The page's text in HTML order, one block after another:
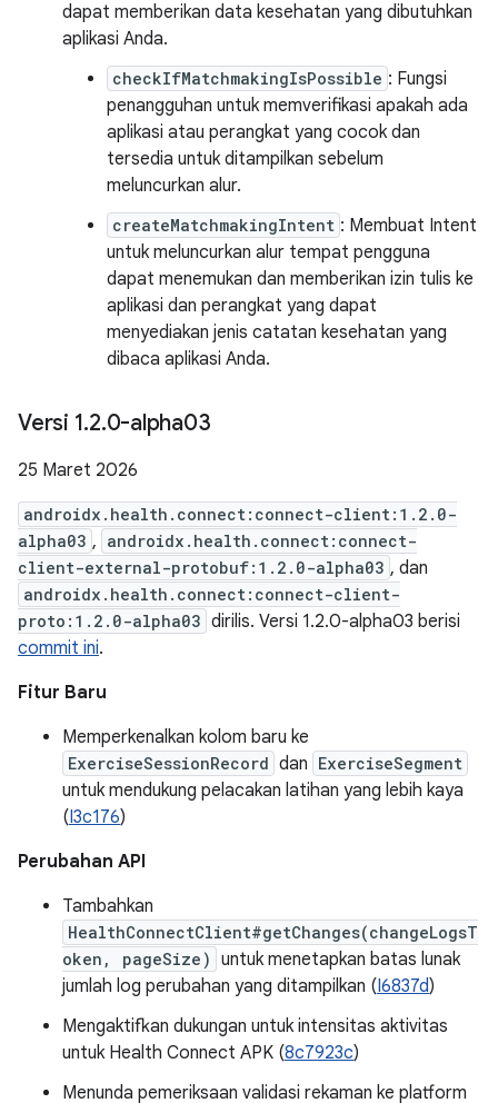
dapat memberikan data kesehatan yang dibutuhkan
aplikasi Anda.
checkIfMatchmakingIsPossible : Fungsi
penangguhan untuk memverifikasi apakah ada
aplikasi atau perangkat yang cocok dan
tersedia untuk ditampilkan sebelum
meluncurkan alur.
createMatchmakingIntent : Membuat Intent
untuk meluncurkan alur tempat pengguna
dapat menemukan dan memberikan izin tulis ke
aplikasi dan perangkat yang dapat
menyediakan jenis catatan kesehatan yang
dibaca aplikasi Anda.
Versi 1.2.0-alpha03
25 Maret 2026
androidx.health.connect:connect-client:1.2.0-
alpha03 , androidx.health.connect:connect-
client-external-protobuf:1.2.0-alpha03 , dan
androidx.health.connect:connect-client-
proto:1.2.0-alpha03 dirilis. Versi 1.2.0-alpha03 berisi
commit ini.
Fitur Baru
Memperkenalkan kolom baru ke
ExerciseSessionRecord dan ExerciseSegment
untuk mendukung pelacakan latihan yang lebih kaya
(I3c176)
Perubahan API
Tambahkan
HealthConnectClient#getChanges(changeLogsT
oken, pageSize) untuk menetapkan batas lunak
jumlah log perubahan yang ditampilkan (I6837d)
Mengaktifkan dukungan untuk intensitas aktivitas
untuk Health Connect APK (8c7923c)
Menunda pemeriksaan validasi rekaman ke platform